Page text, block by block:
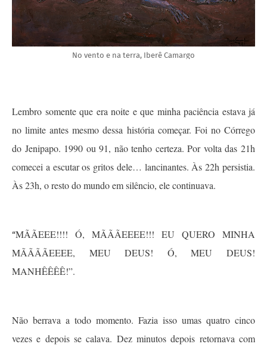
No vento e na terra, Iberê Camargo
Lembro somente que era noite e que minha paciência estava já
no limite antes mesmo dessa história começar. Foi no Córrego
do Jenipapo. 1990 ou 91, não tenho certeza. Por volta das 21h
comecei a escutar os gritos dele… lancinantes. Às 22h persistia.
Às 23h, o resto do mundo em silêncio, ele continuava.
“MÃÃEEE!!!! Ó, MÃÃÃEEEE!!! EU QUERO MINHA
MÃÃÃÃEEEE, MEU DEUS! Ó, MEU DEUS!
MANHÊÊÊÊ!”.
Não berrava a todo momento. Fazia isso umas quatro cinco
vezes e depois se calava. Dez minutos depois retornava com